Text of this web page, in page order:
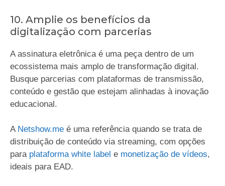
10. Amplie os benefícios da
digitalização com parcerias
A assinatura eletrônica é uma peça dentro de um
ecossistema mais amplo de transformação digital.
Busque parcerias com plataformas de transmissão,
conteúdo e gestão que estejam alinhadas à inovação
educacional.
ANetshow.me é uma referência quando se trata de
distribuição de conteúdo via streaming, com opções
paraplataforma white label e monetização de vídeos,
ideais para EAD.